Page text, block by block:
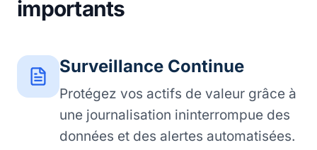
importants
Surveillance Continue
Protégez vos actifs de valeur grâce à
une journalisation ininterrompue des
données et des alertes automatisées.